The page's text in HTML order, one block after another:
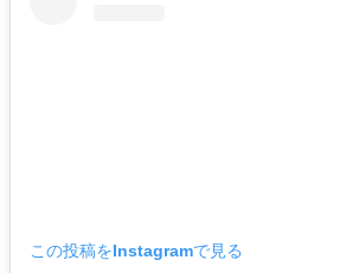
この投稿をInstagramで見る